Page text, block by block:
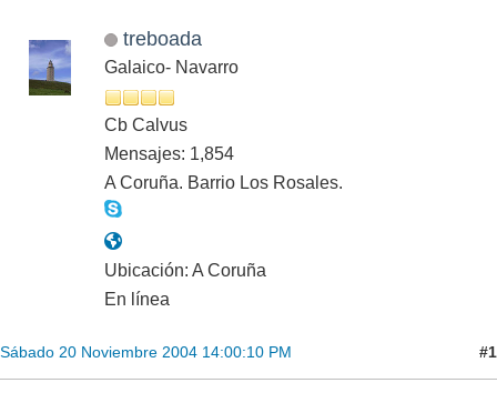
treboada
Galaico- Navarro
Cb Calvus
Mensajes: 1,854
A Coruña. Barrio Los Rosales.
Ubicación: A Coruña
En línea
Sábado 20 Noviembre 2004 14:00:10 PM #1